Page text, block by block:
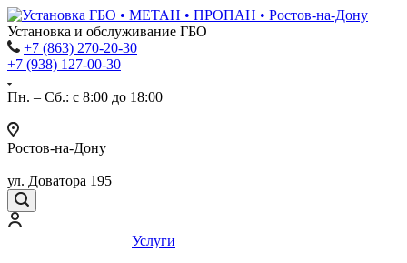
Установка и обслуживание ГБО
+7 (863) 270-20-30
+7 (938) 127-00-30
Пн. – Сб.: с 8:00 до 18:00
Ростов-на-Дону
ул. Доватора 195
Услуги